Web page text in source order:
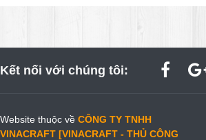
Kết nối với chúng tôi:
Website thuộc về CÔNG TY TNHH
VINACRAFT [VINACRAFT - THỦ CÔNG